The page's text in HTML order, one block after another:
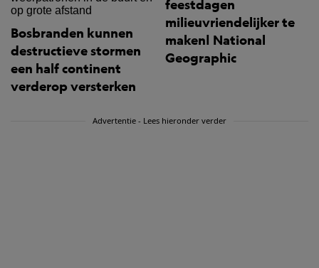
Bosbranden kunnen
destructieve stormen
een half continent
verderop versterken
feestdagen
milieuvriendelijker te
maken| National
Geographic
Advertentie - Lees hieronder verder